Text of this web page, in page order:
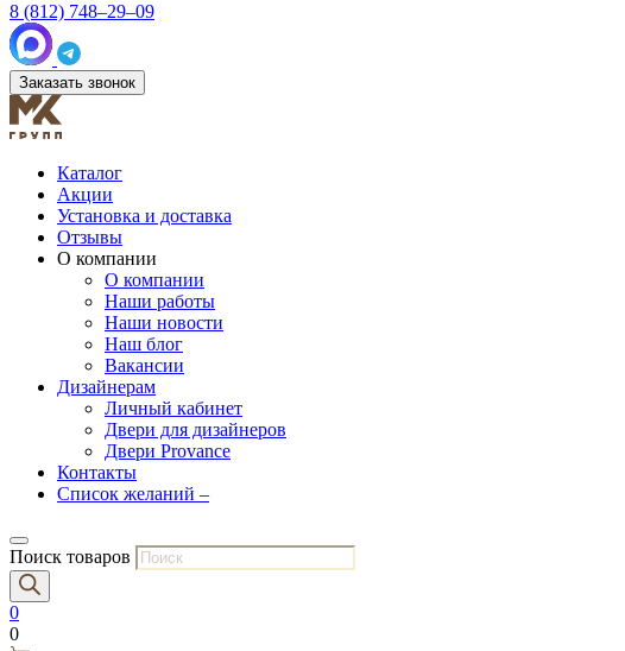
8 (812) 748–29–09
Заказать звонок
Каталог
Акции
Установка и доставка
Отзывы
О компании
О компании
Наши работы
Наши новости
Наш блог
Вакансии
Дизайнерам
Личный кабинет
Двери для дизайнеров
Двери Provance
Контакты
Список желаний –
Поиск товаров
0
0